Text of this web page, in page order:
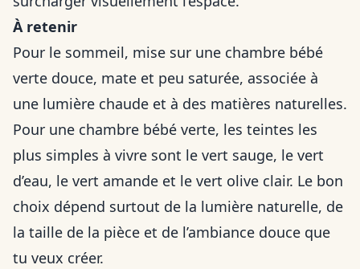
À retenir
Pour le sommeil, mise sur une chambre bébé
verte douce, mate et peu saturée, associée à
une lumière chaude et à des matières naturelles.
Pour une chambre bébé verte, les teintes les
plus simples à vivre sont le vert sauge, le vert
d’eau, le vert amande et le vert olive clair. Le bon
choix dépend surtout de la lumière naturelle, de
la taille de la pièce et de l’ambiance douce que
tu veux créer.